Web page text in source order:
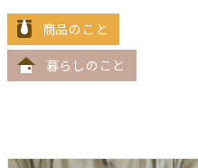
商品のこと
暮らしのこと